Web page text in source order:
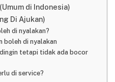
di Indonesia)
Di Ajukan)
di nyalakan?
boleh di nyalakan
tetapi tidak ada bocor
di service?